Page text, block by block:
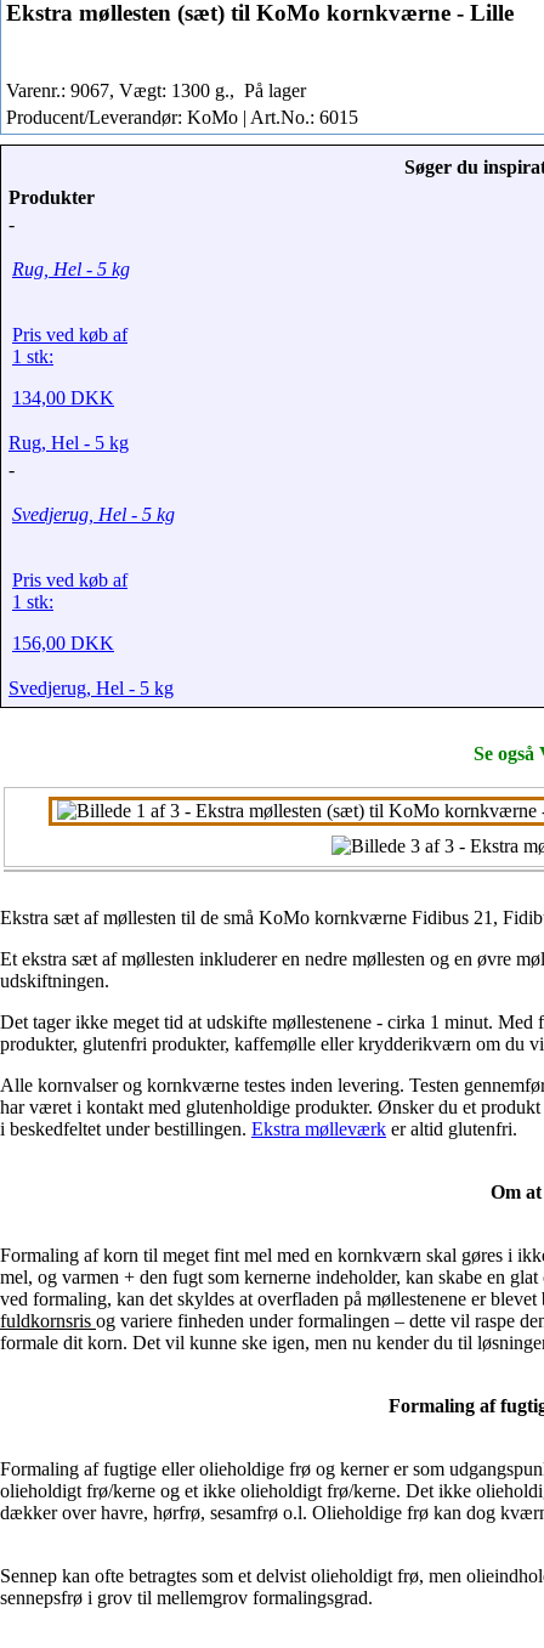
Ekstra møllesten (sæt) til KoMo kornkværne - Lille
Varenr.: 9067, Vægt: 1300 g., På lager
Producent/Leverandør: KoMo | Art.No.: 6015
Søger du
Produkter
-
Rug, Hel - 5 kg
Pris ved køb af
1 stk:
134,00 DKK
Rug, Hel - 5 kg
-
Svedjerug, Hel - 5 kg
Pris ved køb af
1 stk:
156,00 DKK
Svedjerug, Hel - 5 kg
Se
Ekstra sæt af møllesten til de små KoMo kornkværne Fidibus 21,
Et ekstra sæt af møllesten inkluderer en nedre møllesten og en øvre
udskiftningen.
Det tager ikke meget tid at udskifte møllestenene - cirka 1 minut.
produkter, glutenfri produkter, kaffemølle eller krydderikværn om du
Alle kornvalser og kornkværne testes inden levering. Testen
har været i kontakt med glutenholdige produkter. Ønsker du et
i beskedfeltet under bestillingen. Ekstra mølleværk er altid glutenfri.
Om
Formaling af korn til meget fint mel med en kornkværn skal gøres i
mel, og varmen + den fugt som kernerne indeholder, kan skabe en
ved formaling, kan det skyldes at overfladen på møllestenene er
fuldkornsris og variere finheden under formalingen – dette vil raspe
formale dit korn. Det vil kunne ske igen, men nu kender du til
Formaling af
Formaling af fugtige eller olieholdige frø og kerner er som
olieholdigt frø/kerne og et ikke olieholdigt frø/kerne. Det ikke
dækker over havre, hørfrø, sesamfrø o.l. Olieholdige frø kan dog
Sennep kan ofte betragtes som et delvist olieholdigt frø, men
sennepsfrø i grov til mellemgrov formalingsgrad.